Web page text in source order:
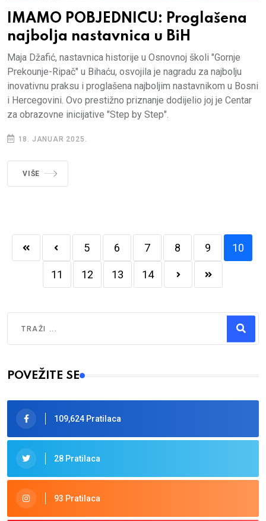
IMAMO POBJEDNICU: Proglašena
najbolja nastavnica u BiH
Maja Džafić, nastavnica historije u Osnovnoj školi "Gornje
Prekounje-Ripač" u Bihaću, osvojila je nagradu za najbolju
inovativnu praksu i proglašena najboljim nastavnikom u Bosni
i Hercegovini. Ovo prestižno priznanje dodijelio joj je Centar
za obrazovne inicijative "Step by Step".
18. JANUAR 2025.
VIŠE
5 6 7 8 9 10
11 12 13 14
Type 2 or more characters for results.
POVEŽITE SE
109,624 Pratilaca
28 Pratilaca
93 Pratilaca